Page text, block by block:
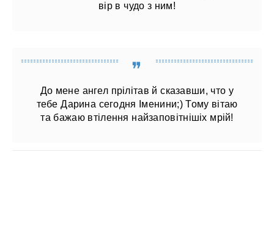
вір в чудо з ним!
До мене ангел прілітав й сказавши, что у
тебе Дарина сегодня Іменини;) Тому вітаю
та бажаю втілення найзаповітнішіх мрій!